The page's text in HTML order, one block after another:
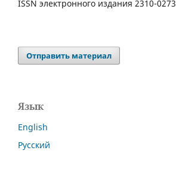
ISSN электронного издания 2310-0273
Отправить материал
Язык
English
Русский